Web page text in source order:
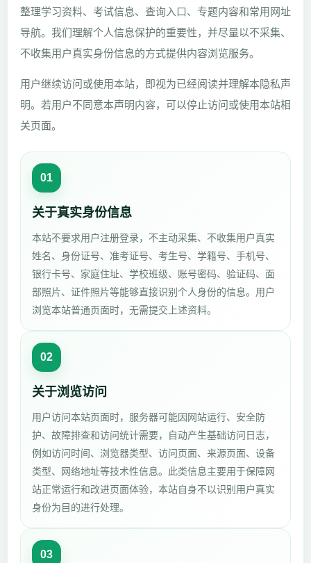
整理学习资料、考试信息、查询入口、专题内容和常用网址
导航。我们理解个人信息保护的重要性，并尽量以不采集、
不收集用户真实身份信息的方式提供内容浏览服务。
用户继续访问或使用本站，即视为已经阅读并理解本隐私声
明。若用户不同意本声明内容，可以停止访问或使用本站相
关页面。
01
关于真实身份信息
本站不要求用户注册登录，不主动采集、不收集用户真实
姓名、身份证号、准考证号、考生号、学籍号、手机号、
银行卡号、家庭住址、学校班级、账号密码、验证码、面
部照片、证件照片等能够直接识别个人身份的信息。用户
浏览本站普通页面时，无需提交上述资料。
02
关于浏览访问
用户访问本站页面时，服务器可能因网站运行、安全防
护、故障排查和访问统计需要，自动产生基础访问日志，
例如访问时间、浏览器类型、访问页面、来源页面、设备
类型、网络地址等技术性信息。此类信息主要用于保障网
站正常运行和改进页面体验，本站自身不以识别用户真实
身份为目的进行处理。
03